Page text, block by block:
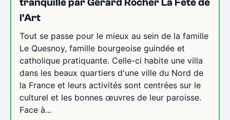
l'Art
Tout se passe pour le mieux au sein de la famille
Le Quesnoy, famille bourgeoise guindée et
catholique pratiquante. Celle-ci habite une villa
dans les beaux quartiers d'une ville du Nord de
la France et leurs activités sont centrées sur le
culturel et les bonnes œuvres de leur paroisse.
Face à...